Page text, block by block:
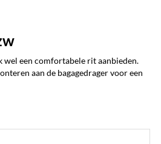
wel een comfortabele rit aanbieden.
aan de bagagedrager voor een